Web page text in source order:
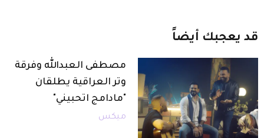
قد يعجبك أيضاً
مصطفى العبدالله وفرقة
وتر العراقية يطلقان
"مادامج اتحبيني"
ميكس